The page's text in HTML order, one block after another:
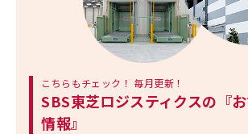
こちらもチェック！ 毎月更新！
SBS東芝ロジスティクスの『
情報』